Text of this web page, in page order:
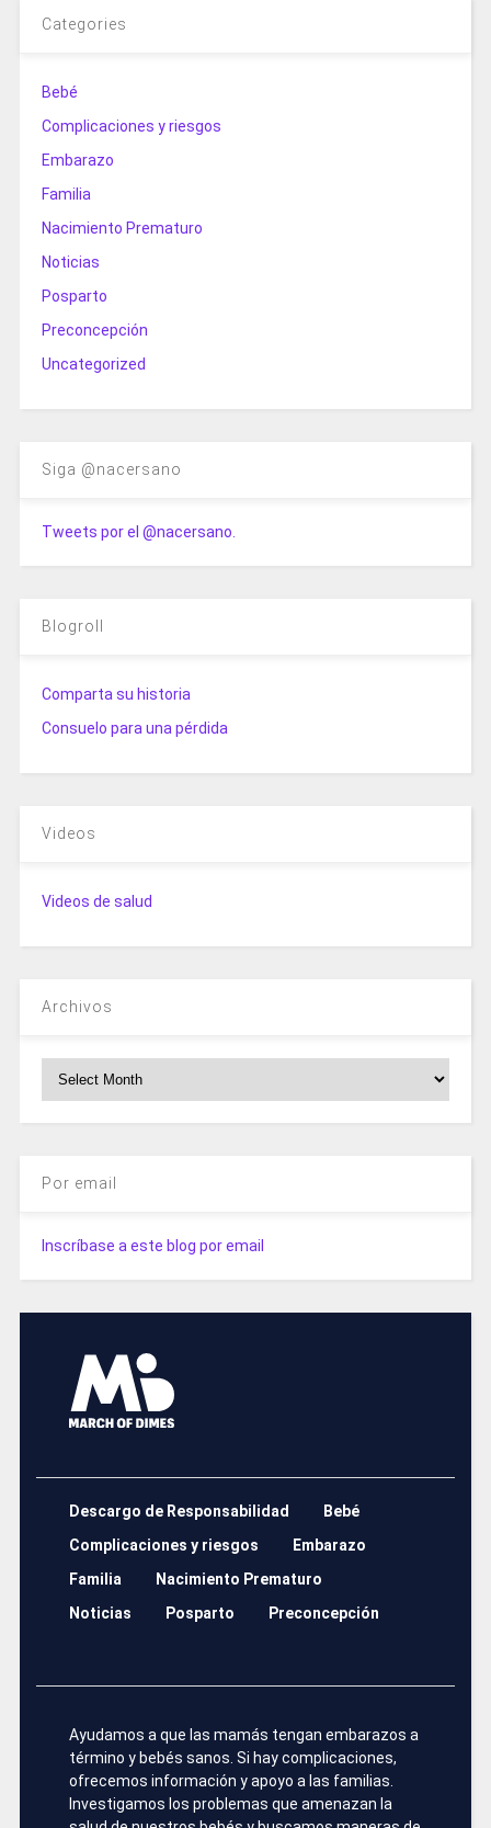
Categories
Bebé
Complicaciones y riesgos
Embarazo
Familia
Nacimiento Prematuro
Noticias
Posparto
Preconcepción
Uncategorized
Siga @nacersano
Tweets por el @nacersano.
Blogroll
Comparta su historia
Consuelo para una pérdida
Videos
Videos de salud
Archivos
Por email
Inscríbase a este blog por email
Descargo de Responsabilidad
Bebé
Complicaciones y riesgos
Embarazo
Familia
Nacimiento Prematuro
Noticias
Posparto Preconcepción
Ayudamos a que las mamás tengan embarazos a
término y bebés sanos. Si hay complicaciones,
ofrecemos información y apoyo a las familias.
Investigamos los problemas que amenazan la